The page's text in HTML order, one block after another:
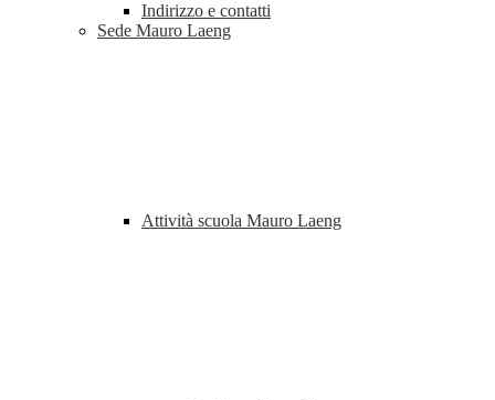
Indirizzo e contatti
Sede Mauro Laeng
Attività scuola Mauro Laeng